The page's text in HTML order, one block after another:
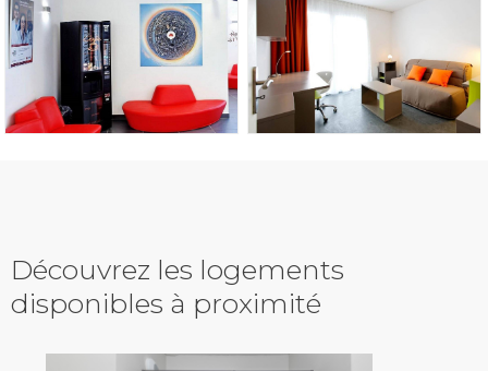
Découvrez les logements
disponibles à proximité